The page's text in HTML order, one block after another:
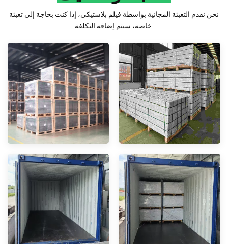
نحن نقدم التعبئة المجانية بواسطة فيلم بلاستيكي، إذا كنت بحاجة إلى تعبئة